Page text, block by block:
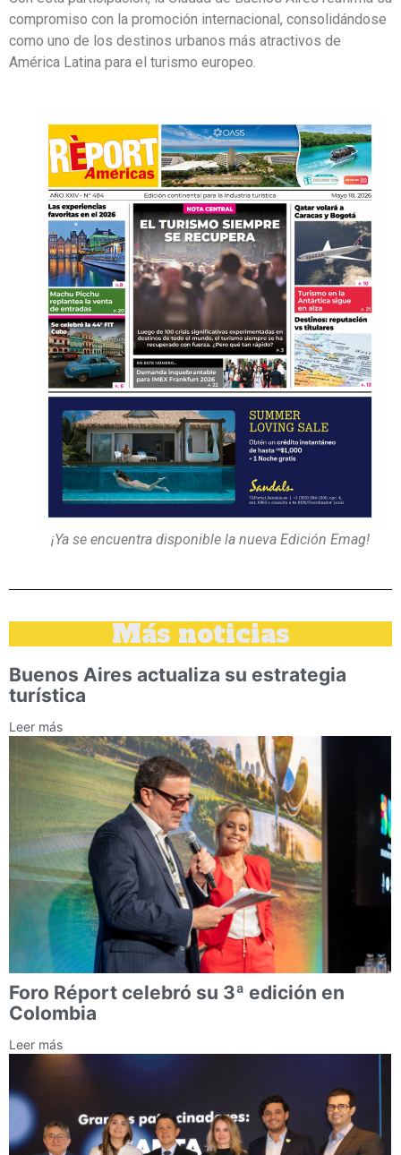
compromiso con la promoción internacional, consolidándose
como uno de los destinos urbanos más atractivos de
América Latina para el turismo europeo.
¡Ya se encuentra disponible la nueva Edición Emag!
Más noticias
Buenos Aires actualiza su estrategia
turística
Leer más
Foro Réport celebró su 3ª edición en
Colombia
Leer más